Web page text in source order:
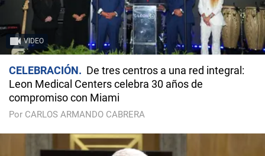
VIDEO
CELEBRACIÓN
De tres centros a una red integral:
Leon Medical Centers celebra 30 años de
compromiso con Miami
Por CARLOS ARMANDO CABRERA